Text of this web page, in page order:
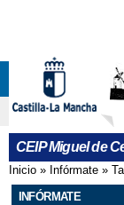
CEIP Miguel de
Se
Inicio » Infórmate »
INFÓRMATE